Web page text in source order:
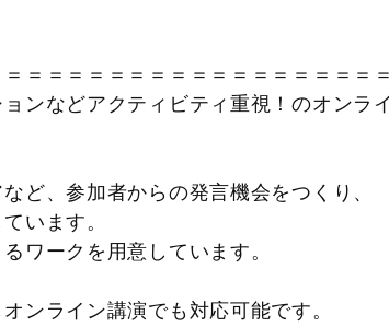
＝＝＝＝＝＝＝＝＝＝＝＝＝＝＝＝＝
ンなどアクティビティ重視！のオンラ
ェアなど、参加者からの発言機会
しています。
ワークを用意しています。
オンライン講演でも対応可能です。